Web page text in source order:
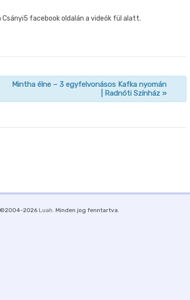
facebook oldalán a videók fül alatt.
Mintha élne – 3 egyfelvonásos Kafka nyomán
| Radnóti Színház »
©2004-2026 Luah. Minden jog fenntartva.